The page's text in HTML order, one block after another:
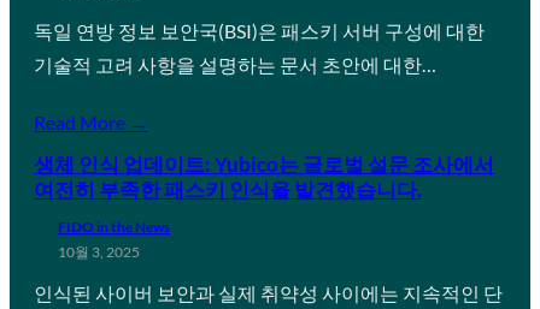
독일 연방 정보 보안국(BSI)은 패스키 서버 구성에 대한
기술적 고려 사항을 설명하는 문서 초안에 대한…
Read More →
생체 인식 업데이트: Yubico는 글로벌 설문 조사에서
여전히 부족한 패스키 인식을 발견했습니다.
FIDO in the News
10월 3, 2025
인식된 사이버 보안과 실제 취약성 사이에는 지속적인 단